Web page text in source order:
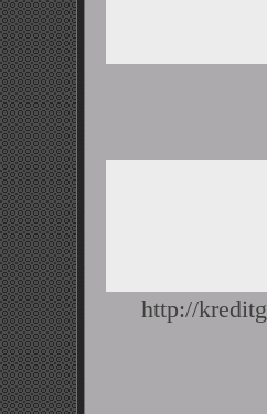
http://